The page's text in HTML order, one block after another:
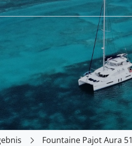
Fountaine Pajot Aura 51